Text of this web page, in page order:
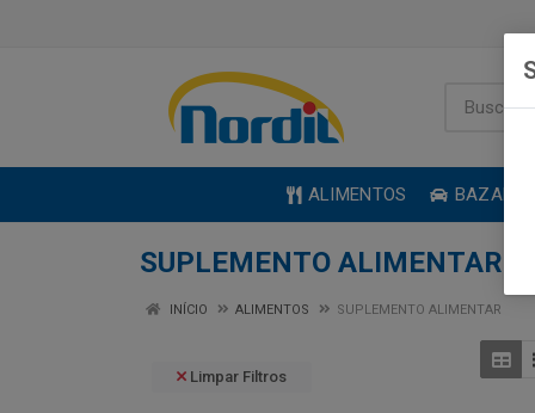
ALIMENTOS BAZAR
SUPLEMENTO ALIMENTAR
INÍCIO ALIMENTOS SUPLEMENTO ALIMENTAR
Limpar Filtros